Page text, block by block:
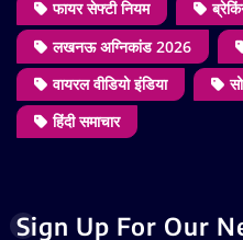
फायर सेफ्टी नियम
लखनऊ अग्निकांड 2026
वायरल वीडियो इंडिया
हिंदी समाचार
Sign Up For Our